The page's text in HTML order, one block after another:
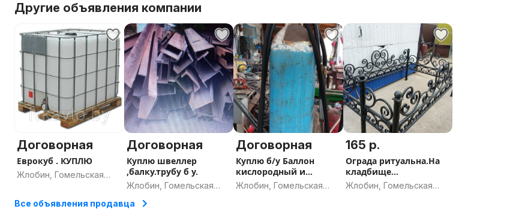
Другие объявления компании
Договорная
Еврокуб . КУПЛЮ
Жлобин, Гомельская
Договорная
Куплю швеллер
,балку.трубу б у.
Жлобин, Гомельская
Договорная
Куплю б/у Баллон
кислородный и
углекислотный. 100
Жлобин, Гомельская
165 р.
Ограда ритуальна.На
кладбище
Дешёво.Разные
модели.
Жлобин, Гомельская
Все объявления продавца